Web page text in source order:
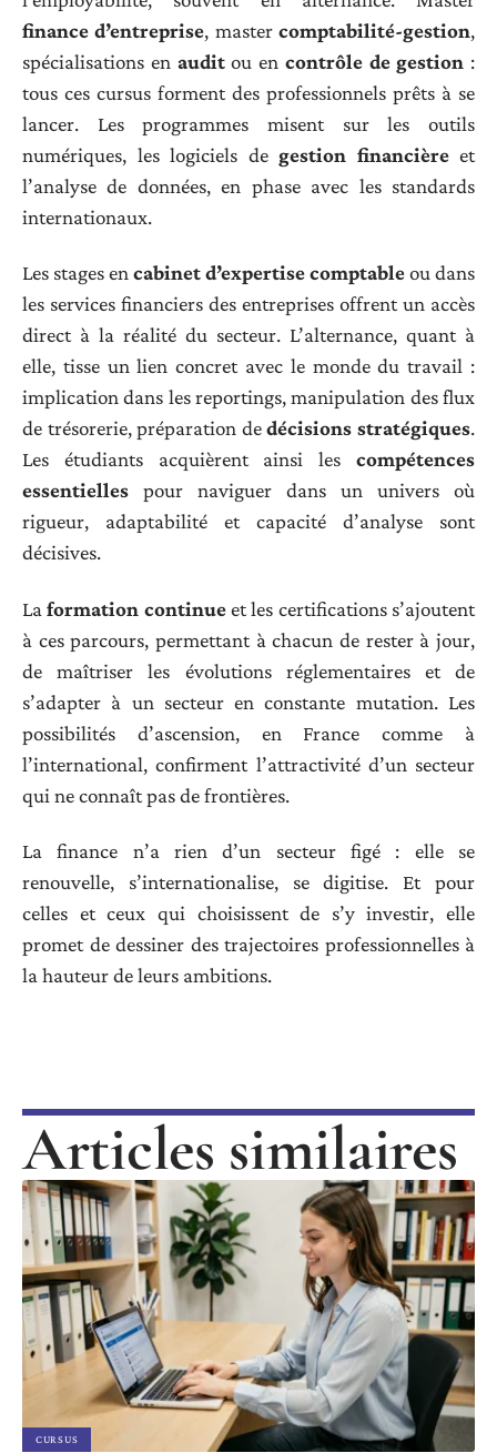
finance d’entreprise, mastercomptabilité-gestion,
spécialisations en auditou en contrôle de gestion :
tous ces cursus forment des professionnels prêts à se
lancer. Les programmes misent sur les outils
numériques, les logiciels de gestion financièreet
l’analyse de données, en phase avec les standards
internationaux.
Les stages encabinet d’expertise comptableou dans
les services financiers des entreprises offrent un accès
direct à la réalité du secteur. L’alternance, quant à
elle, tisse un lien concret avec le monde du travail :
implication dans les reportings, manipulation des flux
de trésorerie, préparation dedécisions stratégiques.
Les étudiants acquièrent ainsi les compétences
essentielles pour naviguer dans un univers où
rigueur, adaptabilité et capacité d’analyse sont
décisives.
Laformation continueet les certifications s’ajoutent
à ces parcours, permettant à chacun de rester à jour,
de maîtriser les évolutions réglementaires et de
s’adapter à un secteur en constante mutation. Les
possibilités d’ascension, en France comme à
l’international, confirment l’attractivité d’un secteur
qui ne connaît pas de frontières.
La finance n’a rien d’un secteur figé : elle se
renouvelle, s’internationalise, se digitise. Et pour
celles et ceux qui choisissent de s’y investir, elle
promet de dessiner des trajectoires professionnelles à
la hauteur de leurs ambitions.
Articles similaires
CURSUS